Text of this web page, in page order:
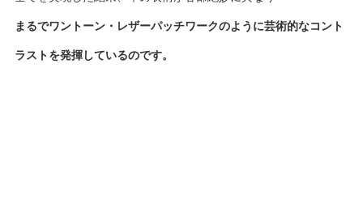
まるでワントーン・レザーパッチワークのように芸術的なコント
ラストを発揮しているのです。